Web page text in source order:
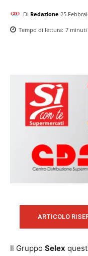
Di Redazione 25
Tempo di lettura: 7 minuti
ARTICOLO
Il Gruppo Selex